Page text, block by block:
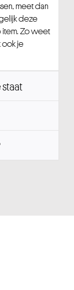
meet dan
deze
Zo weet
ook je